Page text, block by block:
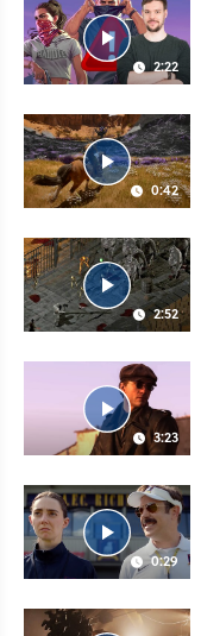
2:22
0:42
2:52
3:23
0:29